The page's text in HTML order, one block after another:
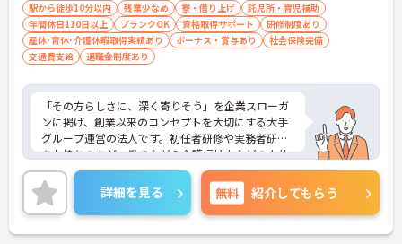
駅から徒歩10分以内 残業少なめ 寮・借り上げ
託児所・育児補助
年間休日110日以上
ブランクOK 資格取得サポート
研修制度あり
産休･育休･介護休暇取得実績あり
ボーナス・賞与あり
社会保険完備
交通費支給
退職金制度あり
「その方らしさに、深く寄りそう」を企業スローガ
ンに掲げ、創業以来のコンセプトを大切にする大手
グループ運営の法人です。初任者研修や実務者研修
をお持ちの方が、働きながら介護福祉士などの上位
資格を目指せる「資格取得支援制度」が充実してい
ます。独自の社内資格制度「マジ神」も導入してお
り、認知症ケアや介護技術など4領域での認定ごと
に月給が加算されるため、ご自身のスキルアップが
確かな収入増に直結します。また、機能訓練をメイ
詳細を見る 無料 紹介してもらう